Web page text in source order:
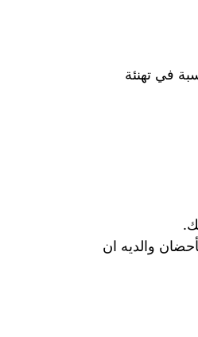
في تهنئة
والديه ان